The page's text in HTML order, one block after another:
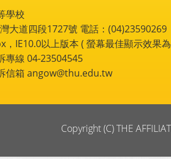
學校
大道四段1727號 電話：(04)23590269
IE10.0以上版本 ( 螢幕最佳顯示效果
專線 04-23504545
信箱 angow@thu.edu.tw
Copyright (C) THE